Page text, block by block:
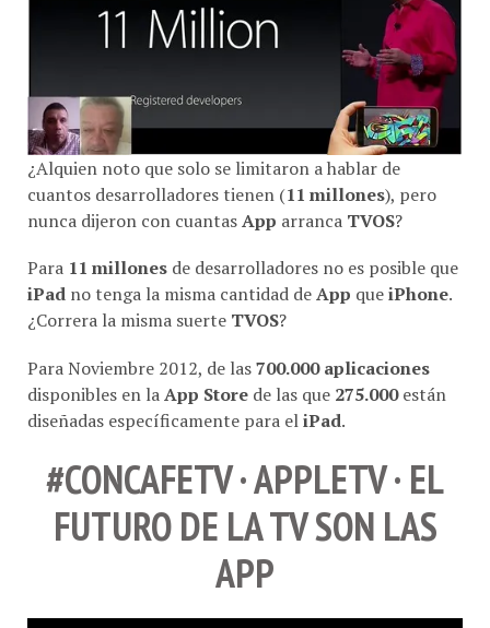
¿Alquien noto que solo se limitaron a hablar de
cuantos desarrolladores tienen (11 millones), pero
nunca dijeron con cuantasApp arranca TVOS?
Para 11 millones de desarrolladores no es posible que
iPad no tenga la misma cantidad deApp queiPhone.
¿Correra la misma suerte TVOS?
Para Noviembre 2012, de las700.000 aplicaciones
disponibles en laApp Store de las que 275.000están
diseñadas específicamente para eliPad.
#CONCAFETV · APPLETV · EL
FUTURO DE LA TV SON LAS
APP